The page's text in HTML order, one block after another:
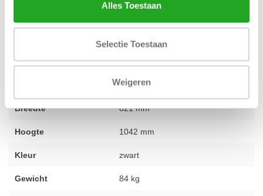
Alles Toestaan
Selectie Toestaan
Weigeren
Conditie gebruikt - volledig gereviseerd
1047 mm
Breedte 821 mm
Hoogte 1042 mm
Kleur zwart
Gewicht 84 kg